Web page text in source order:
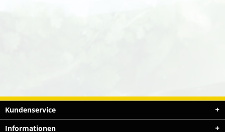
Kundenservice
Informationen